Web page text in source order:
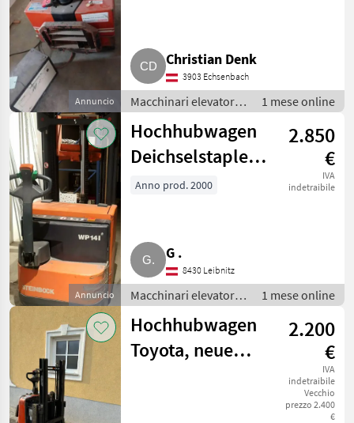
Annuncio
Christian Denk
3903 Echsenbach
Macchinari elevatori e
per magazzino /
Carrello elevatore
1 mese online
Annuncio
Hochhubwagen
Deichselstapler
Lifter Ameise
2.850
€
IVA
indetraibile
Anno prod. 2000
G .
8430 Leibnitz
Macchinari elevatori e
per magazzino /
Carrello elevatore
1 mese online
Hochhubwagen
Toyota, neue
2.200
€
IVA
indetraibile
Vecchio
prezzo 2.400
€